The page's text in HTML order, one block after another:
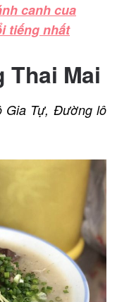
canh cua
tiếng nhất
Thai Mai
Gia Tự, Đường lô